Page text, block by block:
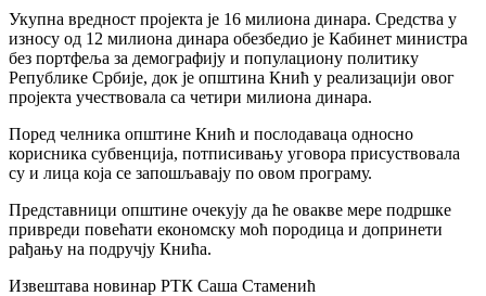
Укупна вредност пројекта је 16 милиона динара. Средства у
износу од 12 милиона динара обезбедио је Кабинет министра
без портфеља за демографију и популациону политику
Републике Србије, док је општина Кнић у реализацији овог
пројекта учествовала са четири милиона динара.
Поред челника општине Кнић и послодаваца односно
корисника субвенција, потписивању уговора присуствовала
су и лица која се запошљавају по овом програму.
Представници општине очекују да ће овакве мере подршке
привреди повећати економску моћ породица и допринети
рађању на подручју Кнића.
Извештава новинар РТК Саша Стаменић